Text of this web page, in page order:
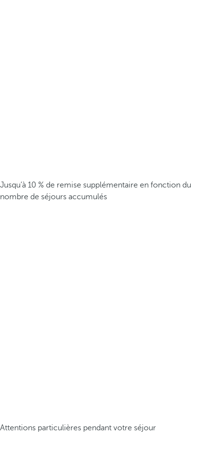
Jusqu’à 10 % de remise supplémentaire en fonction du
nombre de séjours accumulés
Attentions particulières pendant votre séjour